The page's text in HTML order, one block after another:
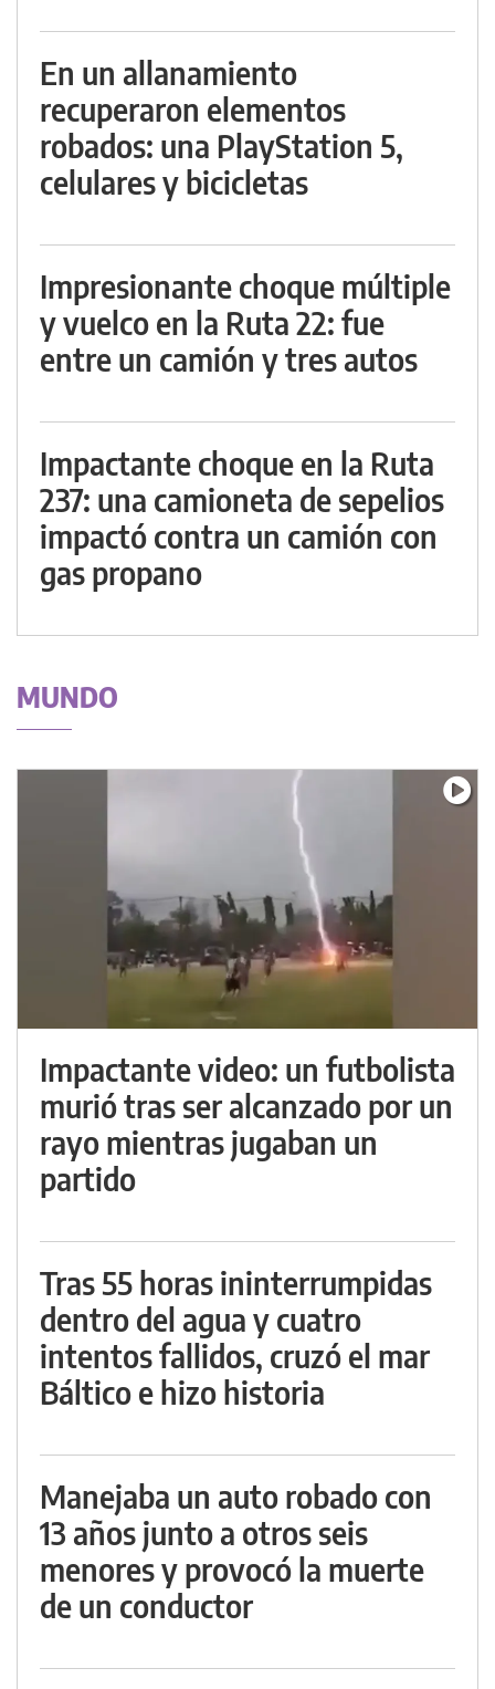
En un allanamiento
recuperaron elementos
robados: una PlayStation 5,
celulares y bicicletas
Impresionante choque múltiple
y vuelco en la Ruta 22: fue
entre un camión y tres autos
Impactante choque en la Ruta
237: una camioneta de sepelios
impactó contra un camión con
gas propano
MUNDO
Impactante video: un futbolista
murió tras ser alcanzado por un
rayo mientras jugaban un
partido
Tras 55 horas ininterrumpidas
dentro del agua y cuatro
intentos fallidos, cruzó el mar
Báltico e hizo historia
Manejaba un auto robado con
13 años junto a otros seis
menores y provocó la muerte
de un conductor